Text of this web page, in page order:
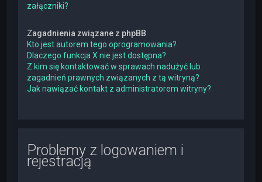
załączniki?
Zagadnienia związane z phpBB
Kto jest autorem tego oprogramowania?
Dlaczego funkcja X nie jest dostępna?
Z kim się kontaktować w sprawach nadużyć lub
zagadnień prawnych związanych z tą witryną?
Jak nawiązać kontakt z administratorem witryny?
Problemy z logowaniem i
rejestracją